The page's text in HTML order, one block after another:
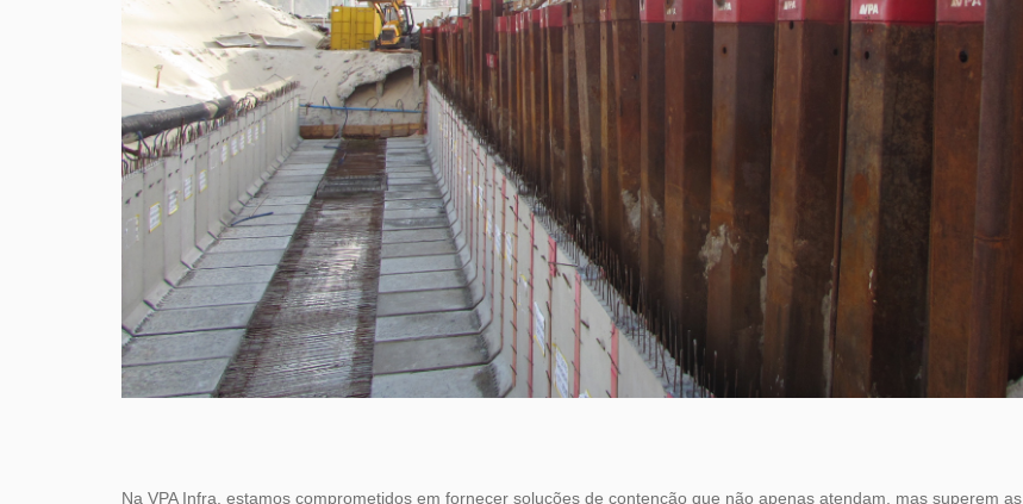
Na VPA Infra, estamos comprometidos em fornecer soluções de contenção que não apenas atendam, mas superem as